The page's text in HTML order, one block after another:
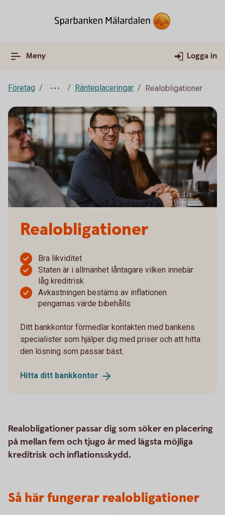
Meny Logga in
Företag Ränteplaceringar Realobligationer
Realobligationer
Bra likviditet
Staten är i allmänhet låntagare vilken innebär
låg kreditrisk
Avkastningen bestäms av inflationen
pengarnas värde bibehålls
Ditt bankkontor förmedlar kontakten med bankens
specialister som hjälper dig med priser och att hitta
den lösning som passar bäst.
Hitta ditt bankkontor
Realobligationer passar dig som söker en placering
på mellan fem och tjugo år med lägsta möjliga
kreditrisk och inflationsskydd.
Så här fungerar realobligationer